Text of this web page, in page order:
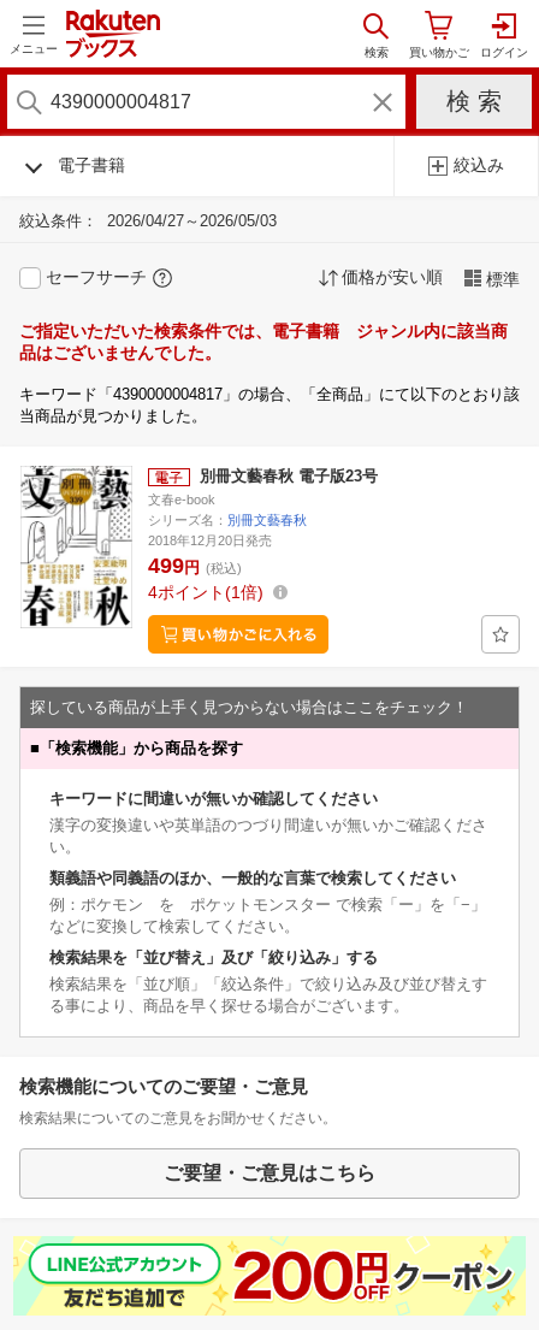
メニュー
電子書籍 絞込み
絞込条件： 2026/04/27～2026/05/03
セーフサーチ 価格が安い順 標準
ご指定いただいた検索条件では、電子書籍 ジャンル内に該当商
品はございませんでした。
キーワード「4390000004817」の場合、「全商品」にて以下のとおり該
当商品が見つかりました。
別冊文藝春秋 電子版23号
文春e-book
シリーズ名： 別冊文藝春秋
2018年12月20日発売
499円 (税込)
4ポイント 1倍
探している商品が上手く見つからない場合はここをチェック！
■ 「検索機能」から商品を探す
キーワードに間違いが無いか確認してください
漢字の変換違いや英単語のつづり間違いが無いかご確認くださ
い。
類義語や同義語のほか、一般的な言葉で検索してください
例：ポケモン を ポケットモンスター で検索「ー」を「−」
などに変換して検索してください。
検索結果を「並び替え」及び「絞り込み」する
検索結果を「並び順」「絞込条件」で絞り込み及び並び替えす
る事により、商品を早く探せる場合がございます。
検索機能についてのご要望・ご意見
検索結果についてのご意見をお聞かせください。
ご要望・ご意見はこちら